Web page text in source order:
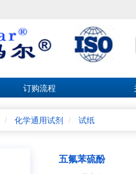
订购流程
化学通用试剂 试纸
五氟苯硫酚